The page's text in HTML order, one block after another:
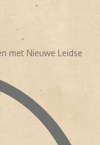
hoofdredacteur
in de Tweede
in de
van
Partij van de Arbeid.
een ommezwaai in
van religie
samenleving
over de identiteit
veranderingen. Totdat
met Nieuwe Leidse